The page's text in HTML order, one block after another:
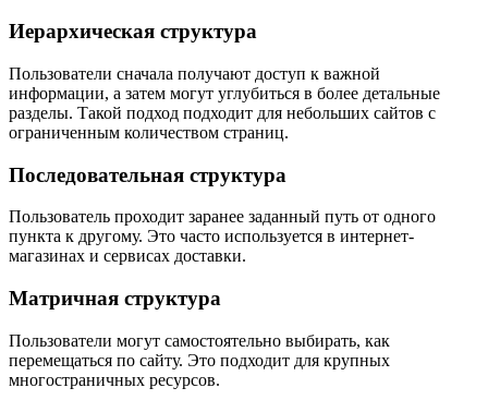
Иерархическая структура
Пользователи сначала получают доступ к важной
информации, а затем могут углубиться в более детальные
разделы. Такой подход подходит для небольших сайтов с
ограниченным количеством страниц.
Последовательная структура
Пользователь проходит заранее заданный путь от одного
пункта к другому. Это часто используется в интернет-
магазинах и сервисах доставки.
Матричная структура
Пользователи могут самостоятельно выбирать, как
перемещаться по сайту. Это подходит для крупных
многостраничных ресурсов.